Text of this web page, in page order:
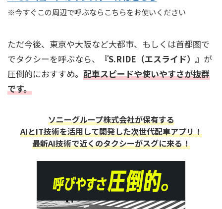
※今すぐこの周辺で呼ぶならこちらをお使いください
ただ今後、東京や大阪など大都市、もしくは首都圏で
でタクシーを呼ぶなら、
『S.RIDE（エスライド）』 が
圧倒的におすすめ。 配車スピードや使いやすさが抜群
です。
ソニーグループ株式会社が保有する
AIとIT技術を活用して開発した次世代配車アプリ！
最新AI技術で近くのタクシーがスグに来る！